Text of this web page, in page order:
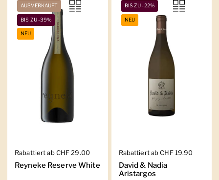
Regulärer Preis
Rabattiert ab CHF 29.00
Reyneke Reserve White
AUSVERKAUFT
BIS ZU -39%
NEU
Regulärer Preis
Rabattiert ab CHF 19.90
David & Nadia
Aristargos
BIS ZU -22%
NEU